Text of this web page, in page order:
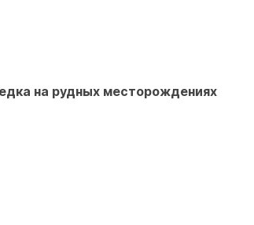
на рудных месторождениях